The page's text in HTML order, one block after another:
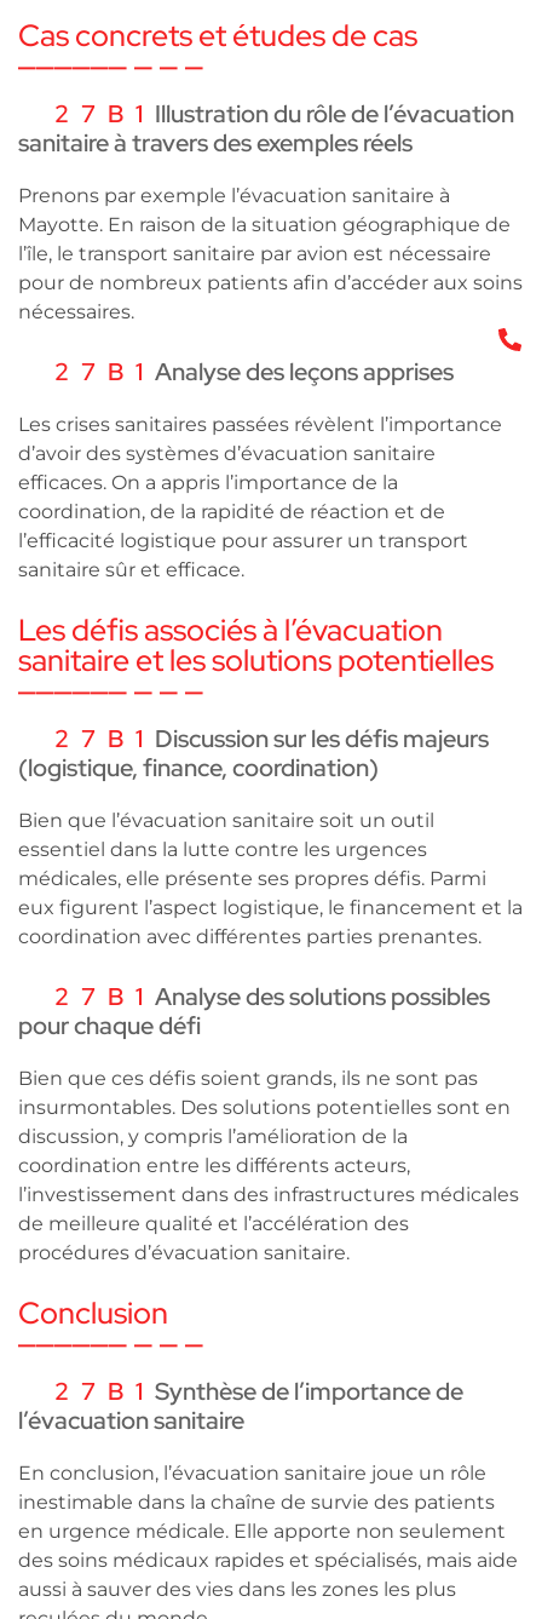
Cas concrets et études de cas
Illustration du rôle de l’évacuation
sanitaire à travers des exemples réels
Prenons par exemple l’évacuation sanitaire à
Mayotte. En raison de la situation géographique de
l’île, le transport sanitaire par avion est nécessaire
pour de nombreux patients afin d’accéder aux soins
nécessaires.
Analyse des leçons apprises
Les crises sanitaires passées révèlent l’importance
d’avoir des systèmes d’évacuation sanitaire
efficaces. On a appris l’importance de la
coordination, de la rapidité de réaction et de
l’efficacité logistique pour assurer un transport
sanitaire sûr et efficace.
Les défis associés à l’évacuation
sanitaire et les solutions potentielles
Discussion sur les défis majeurs
(logistique, finance, coordination)
Bien que l’évacuation sanitaire soit un outil
essentiel dans la lutte contre les urgences
médicales, elle présente ses propres défis. Parmi
eux figurent l’aspect logistique, le financement et la
coordination avec différentes parties prenantes.
Analyse des solutions possibles
pour chaque défi
Bien que ces défis soient grands, ils ne sont pas
insurmontables. Des solutions potentielles sont en
discussion, y compris l’amélioration de la
coordination entre les différents acteurs,
l’investissement dans des infrastructures médicales
de meilleure qualité et l’accélération des
procédures d’évacuation sanitaire.
Conclusion
Synthèse de l’importance de
l’évacuation sanitaire
En conclusion, l’évacuation sanitaire joue un rôle
inestimable dans la chaîne de survie des patients
en urgence médicale. Elle apporte non seulement
des soins médicaux rapides et spécialisés, mais aide
aussi à sauver des vies dans les zones les plus